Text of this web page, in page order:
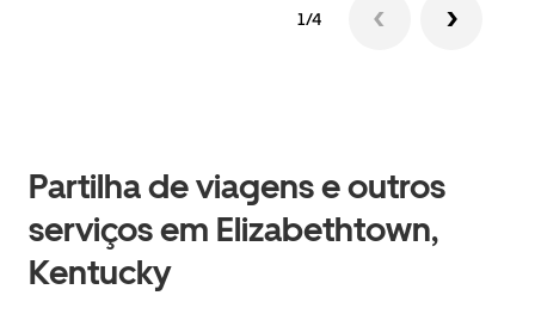
1/4
Partilha de viagens e outros
serviços em Elizabethtown,
Kentucky